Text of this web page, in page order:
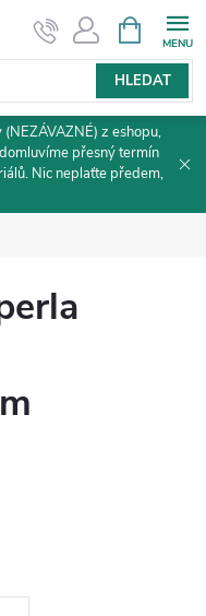
HLEDAT
NÁKUPNÍ
KOŠÍK
z eshopu,
přesný termín
Nic neplaťte předem,